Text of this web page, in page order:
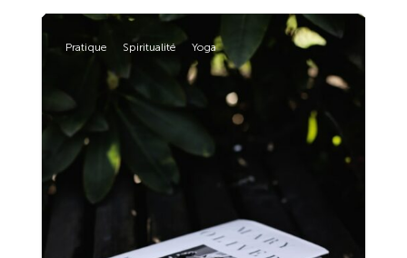
Pratique Spiritualité Yoga